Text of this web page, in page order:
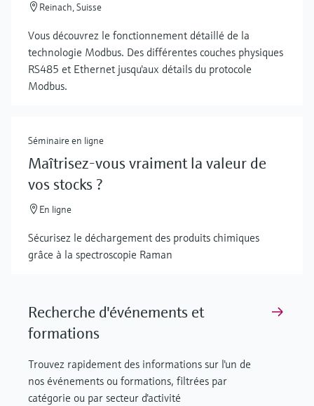
Reinach, Suisse
Vous découvrez le fonctionnement détaillé de la
technologie Modbus. Des différentes couches physiques
RS485 et Ethernet jusqu'aux détails du protocole
Modbus.
Séminaire en ligne
Maîtrisez-vous vraiment la valeur de
vos stocks ?
En ligne
Sécurisez le déchargement des produits chimiques
grâce à la spectroscopie Raman
Recherche d'événements et
formations
Trouvez rapidement des informations sur l'un de
nos événements ou formations, filtrées par
catégorie ou par secteur d'activité